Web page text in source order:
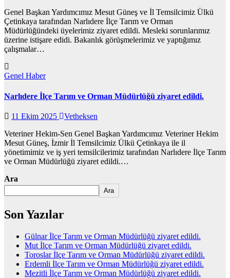
Genel Başkan Yardımcımız Mesut Güneş ve İl Temsilcimiz Ülkü
Çetinkaya tarafından Narlıdere İlçe Tarım ve Orman
Müdürlüğündeki üyelerimiz ziyaret edildi. Mesleki sorunlarımız
üzerine istişare edidi. Bakanlık görüşmelerimiz ve yaptığımız
çalışmalar…
Genel Haber
Narlıdere İlçe Tarım ve Orman Müdürlüğü ziyaret edildi.
11 Ekim 2025
Vetheksen
Veteriner Hekim-Sen Genel Başkan Yardımcımız Veteriner Hekim
Mesut Güneş, İzmir İl Temsilcimiz Ülkü Çetinkaya ile il
yönetimimiz ve iş yeri temsilcilerimiz tarafından Narlıdere İlçe Tarım
ve Orman Müdürlüğü ziyaret edildi.…
Ara
Ara
Son Yazılar
Gülnar İlçe Tarım ve Orman Müdürlüğü ziyaret edildi.
Mut İlçe Tarım ve Orman Müdürlüğü ziyaret edildi.
Toroslar İlçe Tarım ve Orman Müdürlüğü ziyaret edildi.
Erdemli İlçe Tarım ve Orman Müdürlüğü ziyaret edildi.
Mezitli İlçe Tarım ve Orman Müdürlüğü ziyaret edildi.